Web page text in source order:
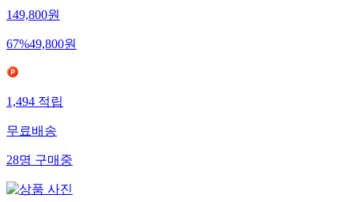
149,800원
67%49,800원
1,494 적립
무료배송
28명 구매중